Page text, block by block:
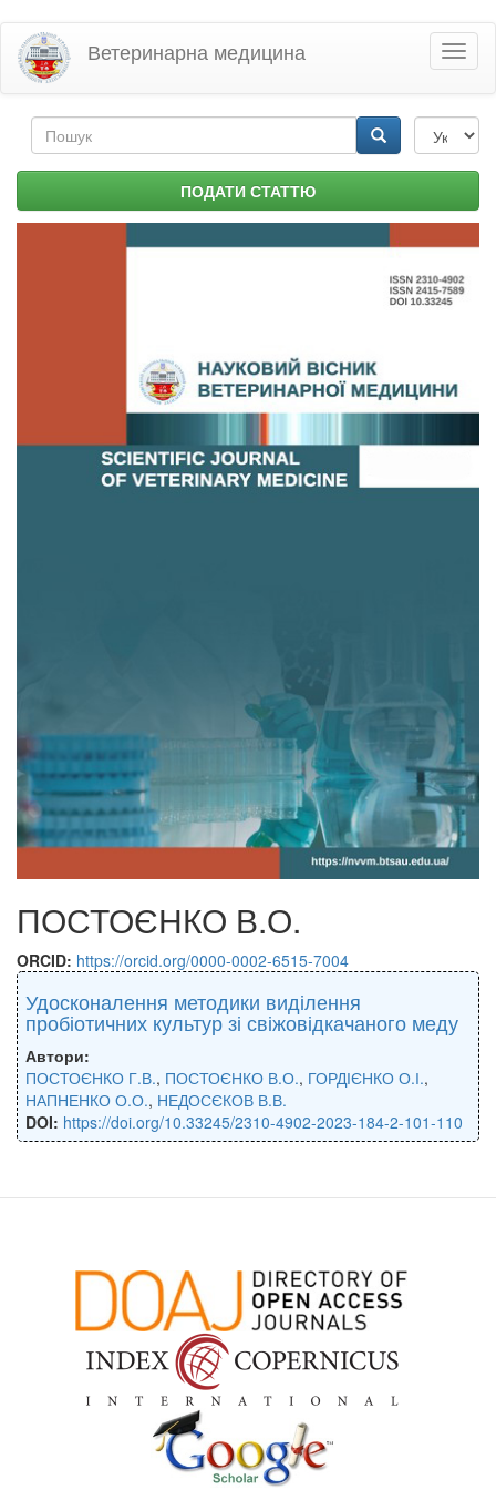
Перейти
основного
матеріалу
Ветеринарна медицина
Пошукова
форма ПОДАТИ СТАТТЮ
ПОСТОЄНКО В.О.
ORCID: https://orcid.org/0000-0002-6515-7004
Удосконалення методики виділення
пробіотичних культур зі свіжовідкачаного меду
Автори:
ПОСТОЄНКО Г.В., ПОСТОЄНКО В.О., ГОРДІЄНКО О.І.,
НАПНЕНКО О.О., НЕДОСЄКОВ В.В.
DOI: https://doi.org/10.33245/2310-4902-2023-184-2-101-110